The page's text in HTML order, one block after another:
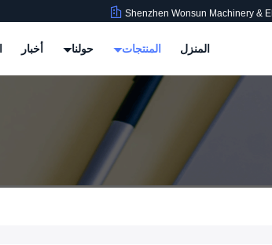
Shenzhen Wonsun Machinery &
المنزل المنتجات حولنا أخبار